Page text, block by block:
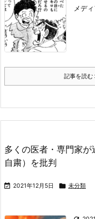
メデ
記事を読む
多くの医者・専門家が
自粛）を批判
 2021年12月5日  未分類